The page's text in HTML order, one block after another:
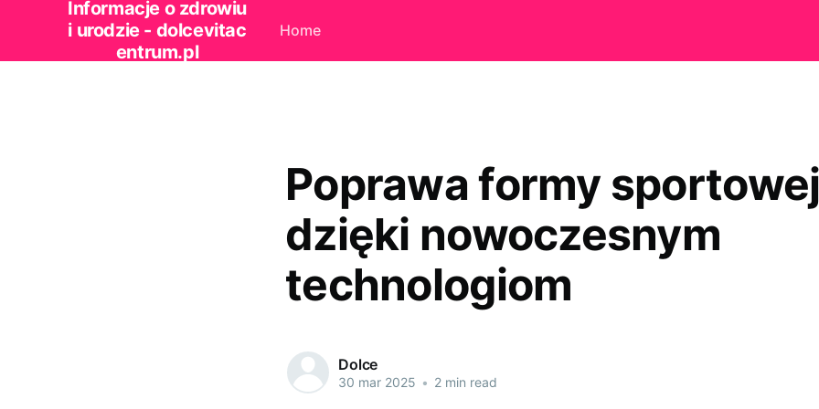
Informacje o zdrowiu
i urodzie - dolcevitac
entrum.pl
Home
Poprawa formy sportowej
dzięki nowoczesnym
technologiom
Dolce
30 mar 2025 • 2 min read